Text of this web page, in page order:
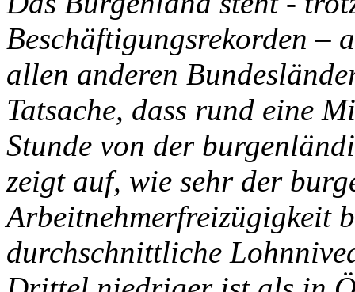
Beschäftigungsrekorden –
allen anderen
Tatsache, dass rund eine
Stunde von der
zeigt auf, wie sehr der
Arbeitnehmerfreizügigkeit
durchschnittliche